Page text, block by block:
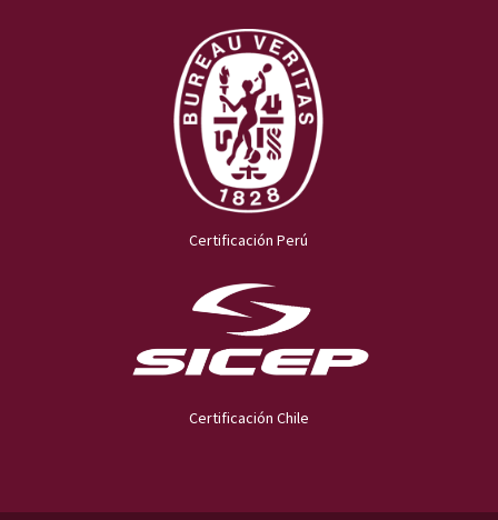
Certificación Perú
Certificación Chile